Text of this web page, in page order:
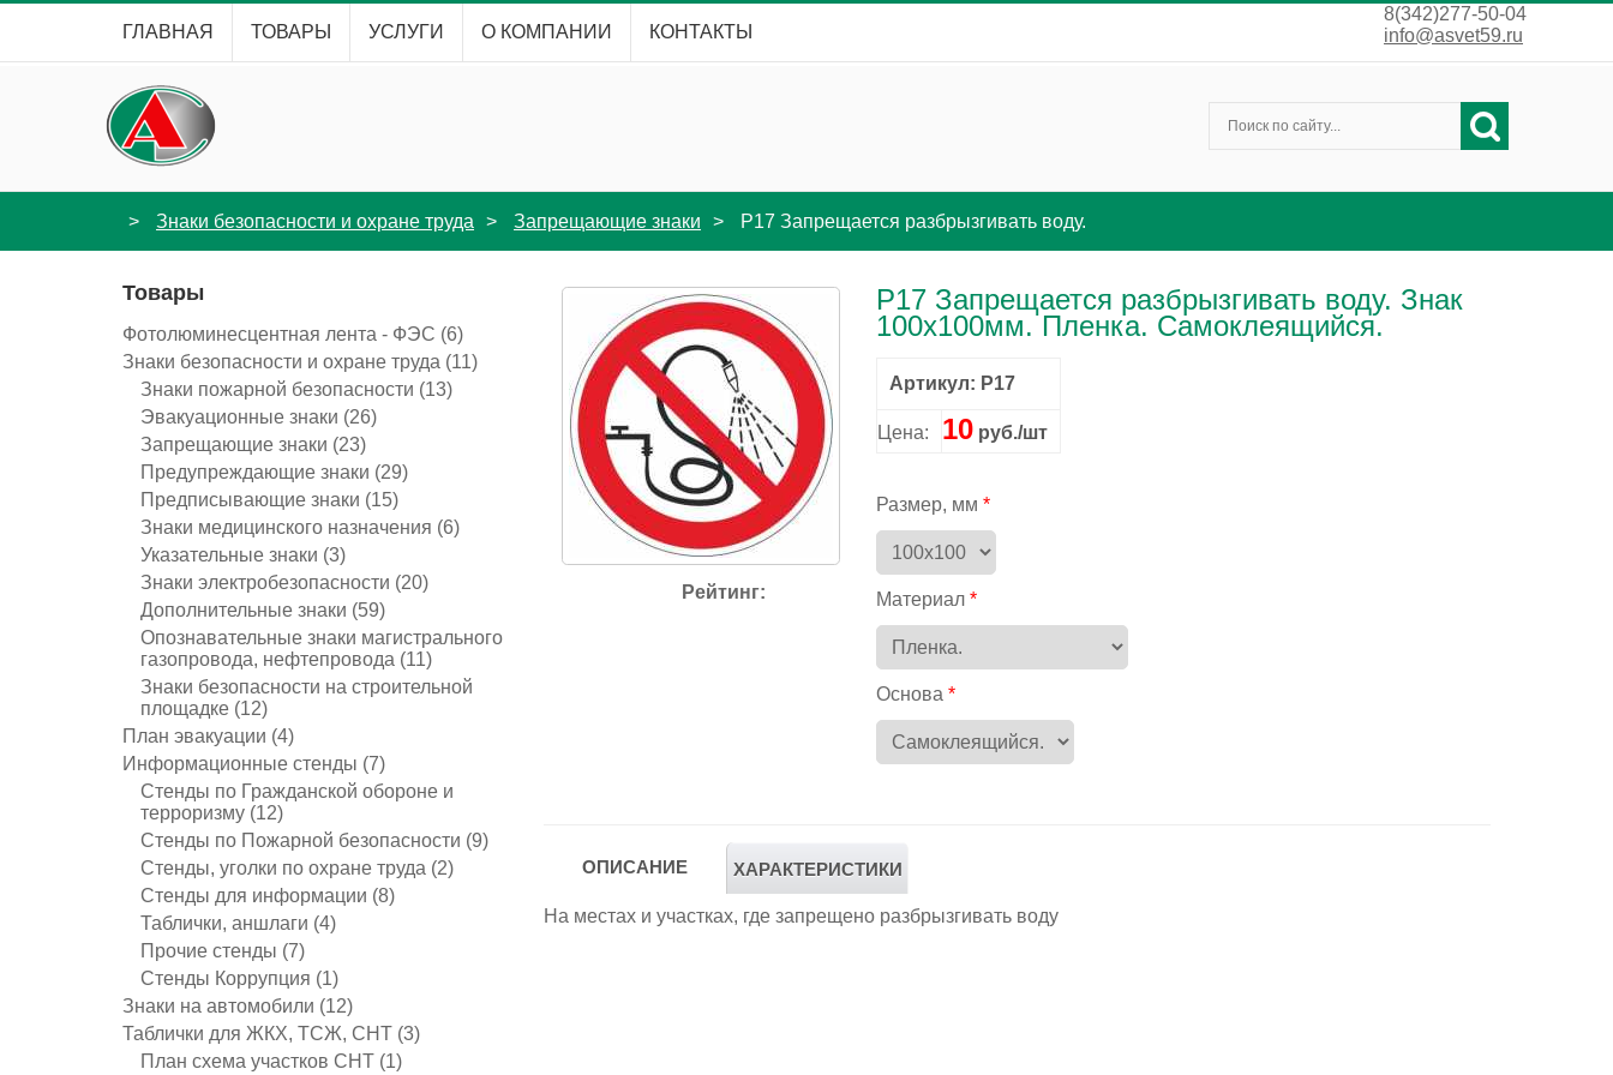
ГЛАВНАЯ ТОВАРЫ УСЛУГИ О КОМПАНИИ КОНТАКТЫ
8(342)277-50-04
info@asvet59.ru
Знаки безопасности и охране труда Запрещающие знаки P17 Запрещается разбрызгивать воду.
Товары
Фотолюминесцентная лента - ФЭС (6)
Знаки безопасности и охране труда (11)
Знаки пожарной безопасности (13)
Эвакуационные знаки (26)
Запрещающие знаки (23)
Предупреждающие знаки (29)
Предписывающие знаки (15)
Знаки медицинского назначения (6)
Указательные знаки (3)
Знаки электробезопасности (20)
Дополнительные знаки (59)
Опознавательные знаки магистрального
газопровода, нефтепровода (11)
Знаки безопасности на строительной
площадке (12)
План эвакуации (4)
Информационные стенды (7)
Стенды по Гражданской обороне и
терроризму (12)
Стенды по Пожарной безопасности (9)
Стенды, уголки по охране труда (2)
Стенды для информации (8)
Таблички, аншлаги (4)
Прочие стенды (7)
Стенды Коррупция (1)
Знаки на автомобили (12)
Таблички для ЖКХ, ТСЖ, СНТ (3)
План схема участков СНТ (1)
Рейтинг:
P17 Запрещается разбрызгивать воду. Знак
100x100мм. Пленка. Самоклеящийся.
Артикул: P17
Цена: 10 руб./шт
Размер, мм
Материал
Основа
ОПИСАНИЕ ХАРАКТЕРИСТИКИ
На местах и участках, где запрещено разбрызгивать воду